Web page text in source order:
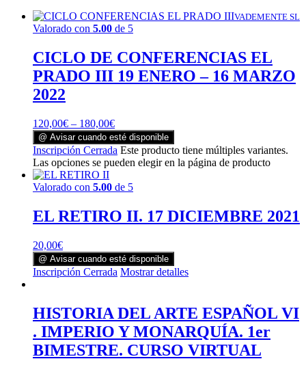
VADEMENTE SL
Valorado con 5.00 de 5
CICLO DE CONFERENCIAS EL
PRADO III 19 ENERO – 16 MARZO
2022
120,00€ – 180,00€
@ Avisar cuando esté disponible
Inscripción Cerrada Este producto tiene múltiples variantes.
Las opciones se pueden elegir en la página de producto
Valorado con 5.00 de 5
EL RETIRO II. 17 DICIEMBRE 2021
20,00€
@ Avisar cuando esté disponible
Inscripción Cerrada Mostrar detalles
HISTORIA DEL ARTE ESPAÑOL VI
. IMPERIO Y MONARQUÍA. 1er
BIMESTRE. CURSO VIRTUAL